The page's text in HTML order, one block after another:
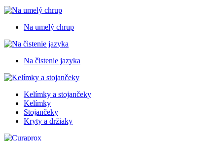
Na umelý chrup
Na čistenie jazyka
Kelímky a stojančeky
Kelímky
Stojančeky
Kryty a držiaky